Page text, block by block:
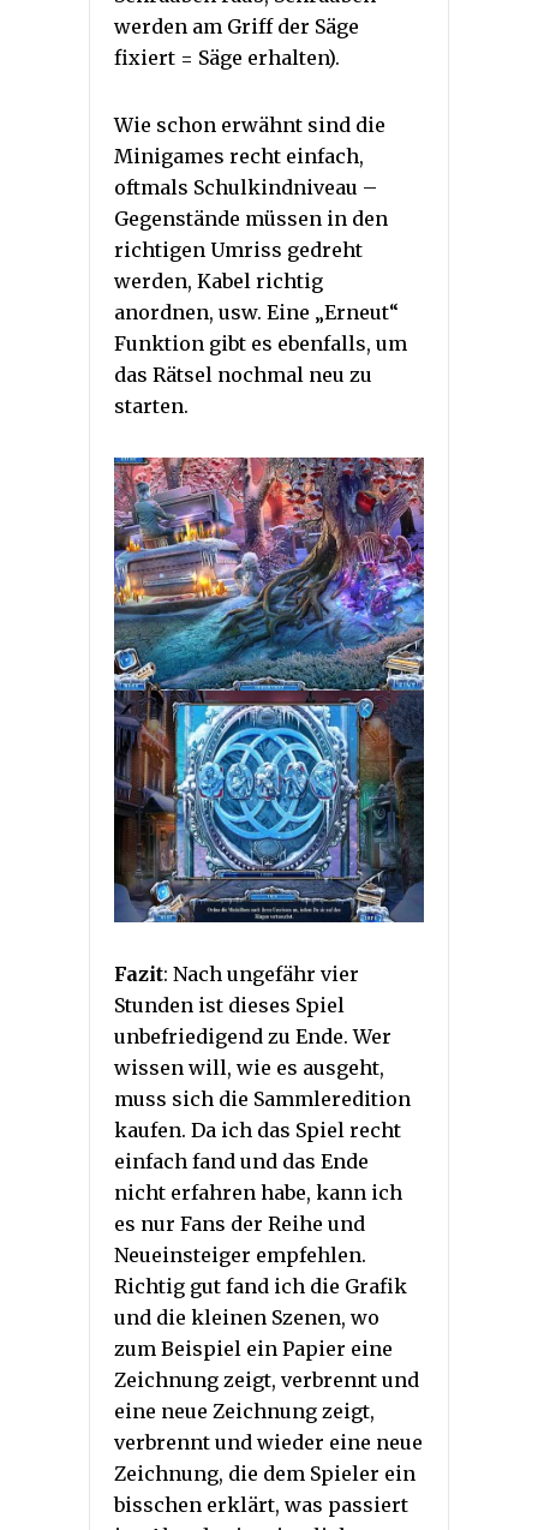
werden am Griff der Säge
fixiert = Säge erhalten).
Wie schon erwähnt sind die
Minigames recht einfach,
oftmals Schulkindniveau –
Gegenstände müssen in den
richtigen Umriss gedreht
werden, Kabel richtig
anordnen, usw. Eine „Erneut“
Funktion gibt es ebenfalls, um
das Rätsel nochmal neu zu
starten.
Fazit: Nach ungefähr vier
Stunden ist dieses Spiel
unbefriedigend zu Ende. Wer
wissen will, wie es ausgeht,
muss sich die Sammleredition
kaufen. Da ich das Spiel recht
einfach fand und das Ende
nicht erfahren habe, kann ich
es nur Fans der Reihe und
Neueinsteiger empfehlen.
Richtig gut fand ich die Grafik
und die kleinen Szenen, wo
zum Beispiel ein Papier eine
Zeichnung zeigt, verbrennt und
eine neue Zeichnung zeigt,
verbrennt und wieder eine neue
Zeichnung, die dem Spieler ein
bisschen erklärt, was passiert